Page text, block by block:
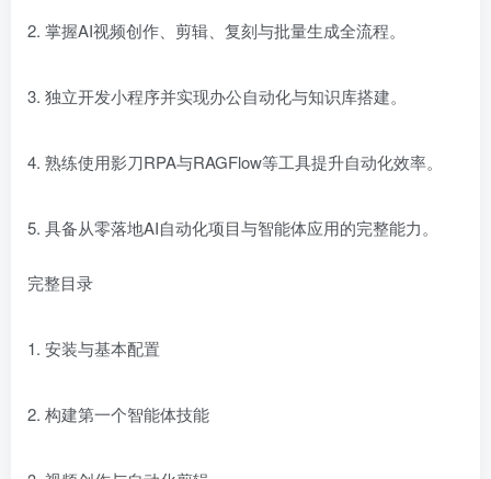
2. 掌握AI视频创作、剪辑、复刻与批量生成全流程。
3. 独立开发小程序并实现办公自动化与知识库搭建。
4. 熟练使用影刀RPA与RAGFlow等工具提升自动化效率。
5. 具备从零落地AI自动化项目与智能体应用的完整能力。
完整目录
1. 安装与基本配置
2. 构建第一个智能体技能